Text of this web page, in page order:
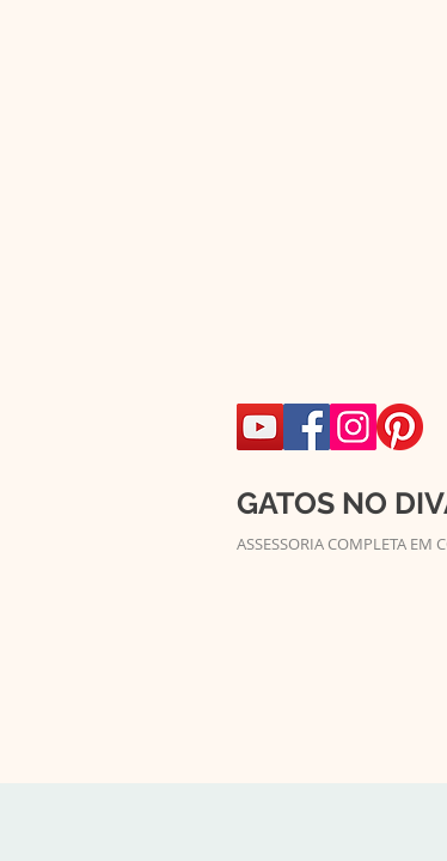
GATOS NO
ASSESSORIA COMPLETA EM